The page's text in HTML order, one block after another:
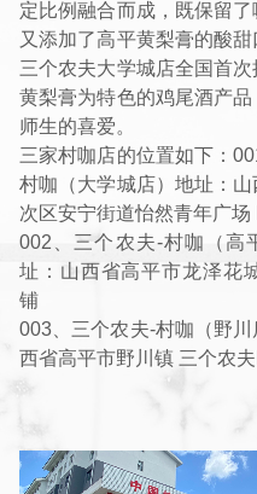
定比例融合而成，既保留了
又添加了高平黄梨膏的酸
三个农夫大学城店全国首
黄梨膏为特色的鸡尾酒产
师生的喜爱。
三家村咖店的位置如下：
村咖（大学城店）地址：
次区安宁街道怡然青年广场
002、三个农夫-村咖（高
址：山西省高平市龙泽花
铺
003、三个农夫-村咖（野
西省高平市野川镇 三个农